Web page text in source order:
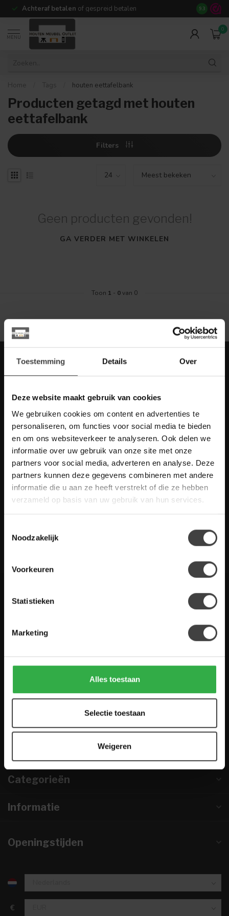
Toestemming Details Over
Deze website maakt gebruik van cookies
We gebruiken cookies om content en advertenties te
personaliseren, om functies voor social media te bieden
en om ons websiteverkeer te analyseren. Ook delen we
informatie over uw gebruik van onze site met onze
partners voor social media, adverteren en analyse. Deze
partners kunnen deze gegevens combineren met andere
informatie die u aan ze heeft verstrekt of die ze hebben
verzameld op basis van uw gebruik van hun services.
Noodzakelijk
Voorkeuren
Statistieken
Marketing
Alles toestaan
Selectie toestaan
Weigeren
Achteraf betalen of gespreid betalen 14 dagen
9.3
MENU
0
Home Tags houten eettafelbank
Producten getagd met houten
eettafelbank
Filters
Geen producten gevonden!
GA VERDER MET WINKELEN
Toon 1 - 0van 0
Meer informatie
Heb je vragen over onze artikelen of jouw aankoop? Bekijk dan
de klantenservice pagina. Daar staan antwoorden op veel
gestelde vragen. Staat jouw vraag er niet tussen? Dan staat er
ook vermeld hoe je contact met ons kunt opnemen.
Klantenservice
Meld je aan voor onze nieuwbrief met
scherpe acties
Houten Meubel Outlet
info@houtenmeubeloutlet.nl
NL857253633B01
Categorieën
Informatie
Openingstijden
€